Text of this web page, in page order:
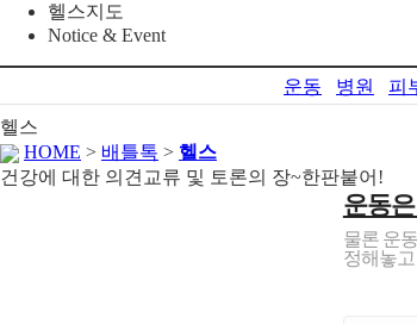
헬스지도
Notice & Event
운동 병원
피
헬스
HOME > 배틀톡 > 헬스
건강에 대한 의견교류 및 토론의 장~한판붙어!
운동
물론 운
정해놓